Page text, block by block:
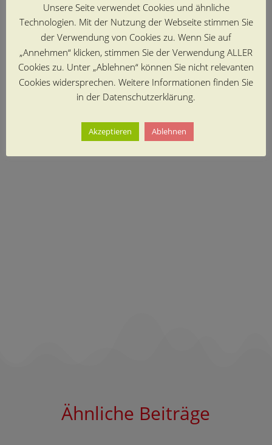
Ähnliche Beiträge
Unsere Seite verwendet Cookies und ähnliche
Technologien. Mit der Nutzung der Webseite stimmen Sie
der Verwendung von Cookies zu. Wenn Sie auf
„Annehmen“ klicken, stimmen Sie der Verwendung ALLER
Cookies zu. Unter „Ablehnen“ können Sie nicht relevanten
Cookies widersprechen. Weitere Informationen finden Sie
in der Datenschutzerklärung.
Akzeptieren Ablehnen